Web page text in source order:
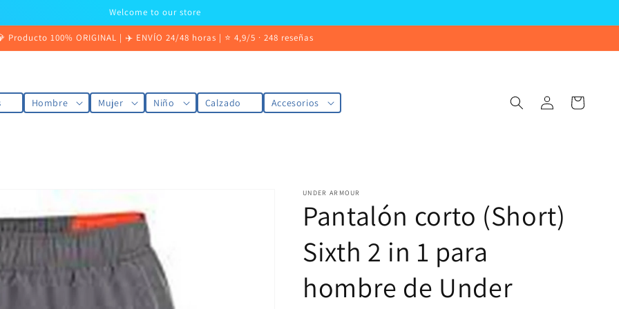
Welcome to our store
Producto 100% ORIGINAL | ✈️ ENVÍO 24/48 horas | ⭐ 4,9/5 · 248 reseñas
Hombre Mujer Niño Calzado Accesorios
Iniciar
sesión
Carrito
UNDER ARMOUR
Pantalón corto (Short)
Sixth 2 in 1 para
hombre de Under